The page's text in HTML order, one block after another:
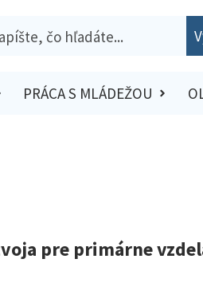
PRÁCA S MLÁDEŽOU
pre primárne